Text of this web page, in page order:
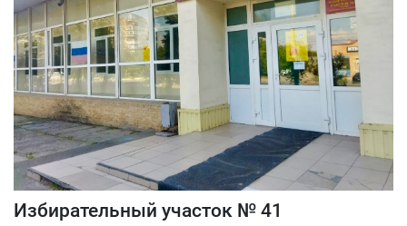
Избирательный участок № 41